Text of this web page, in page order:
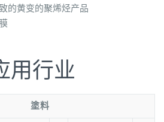
的黄变的聚烯烃产品
用行业
塗料